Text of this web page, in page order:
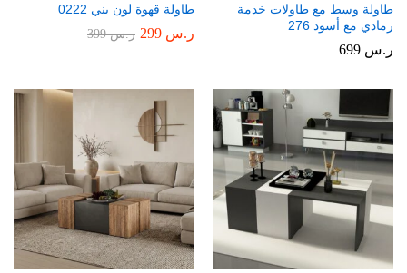
طاولة وسط مع طاولات خدمة
رمادي مع أسود 276
ر.س
طاولة قهوة لون بني 0222
ر.س ر.س399